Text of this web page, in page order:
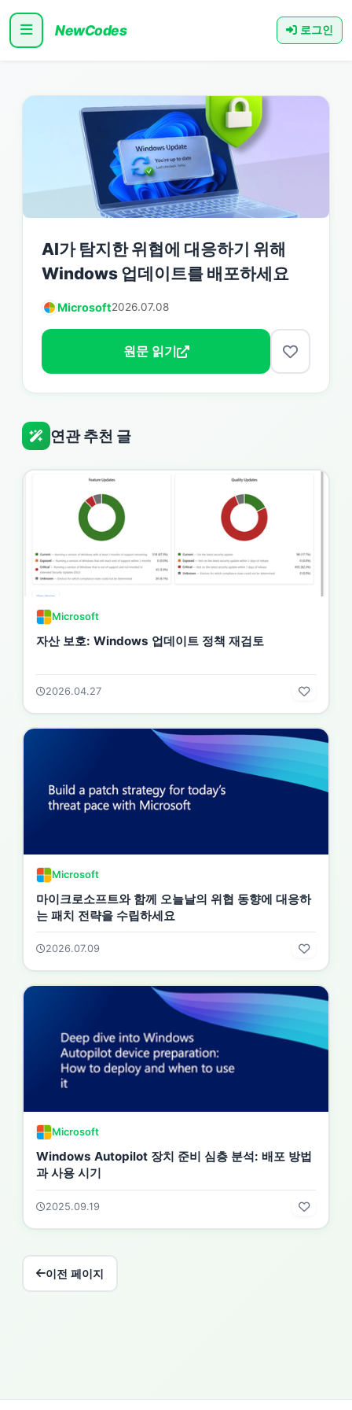
NewCodes 로그인
AI가 탐지한 위협에 대응하기 위해
Windows 업데이트를 배포하세요
Microsoft2026.07.08
원문 읽기
연관 추천 글
Microsoft
자산 보호: Windows 업데이트 정책 재검토
2026.04.27
Microsoft
마이크로소프트와 함께 오늘날의 위협 동향에 대응하
는 패치 전략을 수립하세요
2026.07.09
Microsoft
Windows Autopilot 장치 준비 심층 분석: 배포 방법
과 사용 시기
2025.09.19
이전 페이지